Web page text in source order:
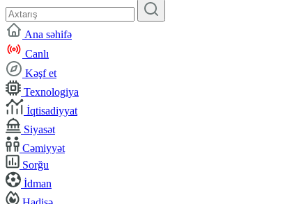
Ana səhifə
Canlı
Kəşf et
Texnologiya
İqtisadiyyat
Siyasət
Cəmiyyət
Sorğu
İdman